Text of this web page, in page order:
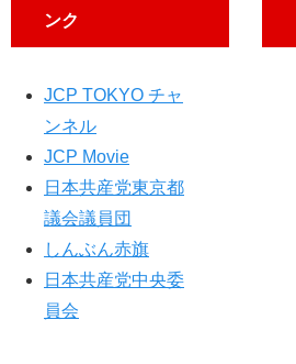
ンク
JCP TOKYO チャ
ンネル
JCP Movie
日本共産党東京都
議会議員団
しんぶん赤旗
日本共産党中央委
員会